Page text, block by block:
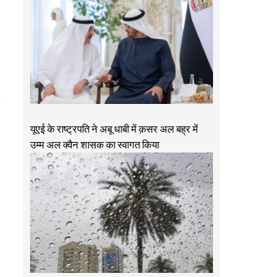
यूएई के राष्ट्रपति ने अबू धाबी में क़सर अल बह्र में
उम्म अल क्वैन शासक का स्वागत किया